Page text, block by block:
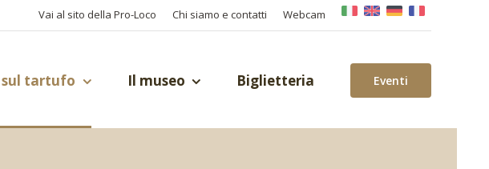
Vai al sito della Pro-Loco Chi siamo e contatti Webcam
tartufo Il museo Biglietteria Eventi